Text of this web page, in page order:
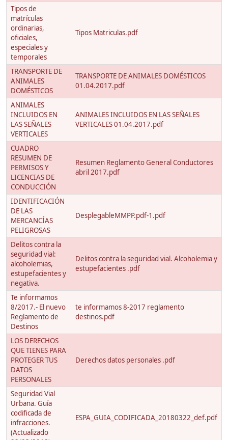
Tipos de
matrículas
ordinarias,
oficiales,
especiales y
temporales
Tipos Matriculas.pdf
TRANSPORTE DE
ANIMALES
DOMÉSTICOS
TRANSPORTE DE ANIMALES DOMÉSTICOS
01.04.2017.pdf
ANIMALES
INCLUIDOS EN
LAS SEÑALES
VERTICALES
ANIMALES INCLUIDOS EN LAS SEÑALES
VERTICALES 01.04.2017.pdf
CUADRO
RESUMEN DE
PERMISOS Y
LICENCIAS DE
CONDUCCIÓN
Resumen Reglamento General Conductores
abril 2017.pdf
IDENTIFICACIÓN
DE LAS
MERCANCÍAS
PELIGROSAS
DesplegableMMPP.pdf-1.pdf
Delitos contra la
seguridad vial:
alcoholemias,
estupefacientes y
negativa.
Delitos contra la seguridad vial. Alcoholemia y
estupefacientes .pdf
Te informamos
8/2017.- El nuevo
Reglamento de
Destinos
te informamos 8-2017 reglamento
destinos.pdf
LOS DERECHOS
QUE TIENES PARA
PROTEGER TUS
DATOS
PERSONALES
Derechos datos personales .pdf
Seguridad Vial
Urbana. Guía
codificada de
infracciones.
(Actualizado
ESPA_GUIA_CODIFICADA_20180322_def.pdf